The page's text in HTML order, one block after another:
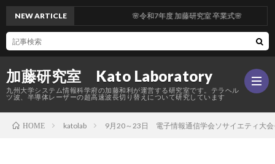
加藤研究室 Kato Laboratory
九州大学システム情報科学府の加藤和利が運営する研究室です。テラヘル
ツ波、半導体レーザーの超高速波長切り替えについて研究しています
NEW ARTICLE 🌸令和7年度 加藤研究室 卒業式🌸
HOME katolab 9月20～23日 電子情報通信学会ソサイエティ大会